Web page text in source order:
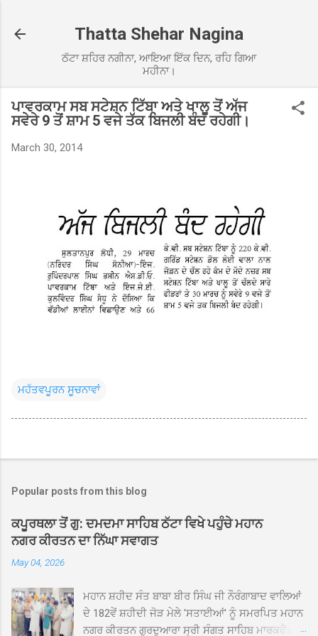
Thatta Shehar Nagina
ਠੱਟਾ ਸ਼ਹਿਰ ਨਗੀਨਾ, ਆਇਆ ਇੱਕ ਦਿਨ, ਰਹਿ ਗਿਆ
ਮਹੀਨਾ।
ਪਾਵਰਕਾਮ ਸਬ ਸਟੇਸ਼ਨ ਟਿੱਬਾ ਅਤੇ ਖਾਲੂ ਤੋਂ ਅੱਜ
ਸਵੇਰੇ 9 ਤੋਂ ਸ਼ਾਮ 5 ਵਜੇ ਤੱਕ ਬਿਜਲੀ ਬੰਦ ਰਹੇਗੀ।
March 30, 2014
ਮਹੱਤਵਪੂਰਨ ਸੂਚਨਾਵਾਂ
Popular posts from this blog
ਕਪੂਰਥਲਾ ਤੋਂ ਗੁ: ਦਮਦਮਾ ਸਾਹਿਬ ਠੱਟਾ ਵਿਖੇ ਪਹੁੰਚੇ ਮਹਾਨ
ਨਗਰ ਕੀਰਤਨ ਦਾ ਨਿੱਘਾ ਸਵਾਗਤ
May 04, 2026
ਮਹਾਨ ਸ਼ਹੀਦ ਸੰਤ ਬਾਬਾ ਬੀਰ ਸਿੰਘ ਜੀ ਨੌਰੰਗਾਬਾਦ ਵਾਲਿਆਂ
ਦੇ 182ਵੇਂ ਸ਼ਹੀਦੀ ਜੋੜ ਮੇਲੇ 'ਸਤਾਈਆਂ' ਨੂੰ ਸਮਰਪਿਤ ਮਹਾਨ
ਨਗਰ ਕੀਰਤਨ ਗੁਰਦੁਆਰਾ ਸ੍ਰੀ ਸੰਗਤ ਸਾਹਿਬ ਮਾਰਕਫੈੱਡ